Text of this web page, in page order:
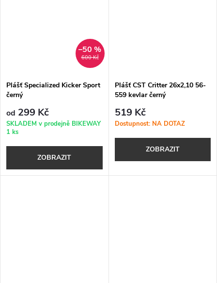
600 Kč
–50 %
Plášť Specialized Kicker Sport
černý
od 299 Kč
SKLADEM v prodejně BIKEWAY
1 ks
ZOBRAZIT
Plášť CST Critter 26x2,10 56-
559 kevlar černý
519 Kč
Dostupnost: NA DOTAZ
ZOBRAZIT